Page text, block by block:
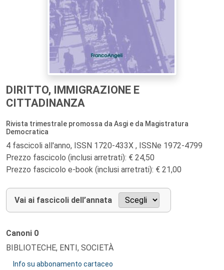
DIRITTO, IMMIGRAZIONE E
CITTADINANZA
Rivista trimestrale promossa da Asgi e da Magistratura
Democratica
4 fascicoli all'anno, ISSN 1720-433X , ISSNe 1972-4799
Prezzo fascicolo (inclusi arretrati): € 24,50
Prezzo fascicolo e-book (inclusi arretrati): € 21,00
Vai ai fascicoli dell’annata
Canoni 0
BIBLIOTECHE, ENTI, SOCIETÀ
Info su abbonamento cartaceo